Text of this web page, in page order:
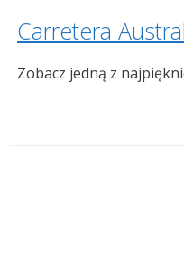
Carretera Austral
Zobacz jedną z